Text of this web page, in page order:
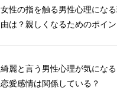
女性の指を触る男性心理にな
由は？親しくなるためのポイ
綺麗と言う男性心理が気になる
恋愛感情は関係している？